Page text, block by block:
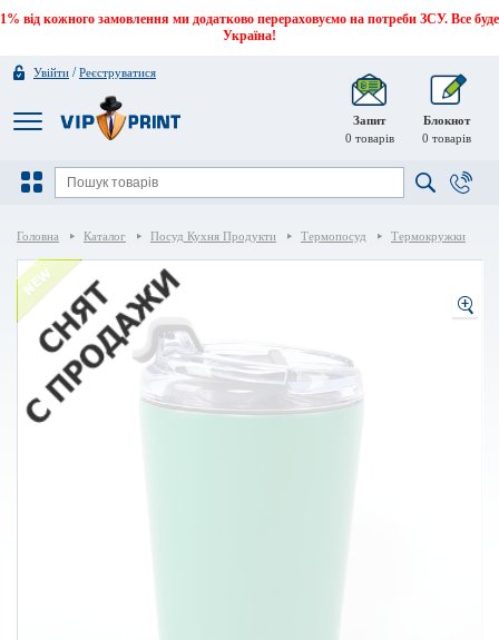
1% від кожного замовлення ми додатково перераховуємо на потреби ЗСУ. Все буде
Україна!
Увійти /Реєструватися
Запит
0 товарів
Блокнот
0 товарів
Головна Каталог Посуд Кухня Продукти Термопосуд Термокружки